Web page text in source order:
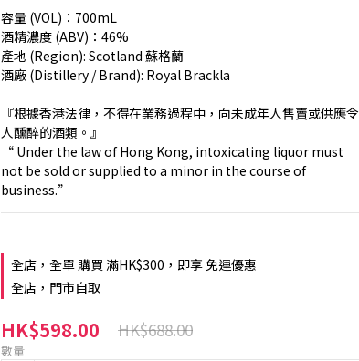
容量 (VOL)：700mL
酒精濃度 (ABV)：46%
產地 (Region): Scotland 蘇格蘭
酒廠 (Distillery / Brand): Royal Brackla
『根據香港法律，不得在業務過程中，向未成年人售賣或供應令
人醺醉的酒類。』
“ Under the law of Hong Kong, intoxicating liquor must
not be sold or supplied to a minor in the course of
business.”
全店，全單 購買 滿HK$300，即享 免運優惠
全店，門市自取
HK$598.00 HK$688.00
數量